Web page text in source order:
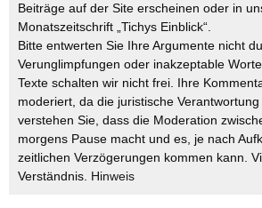
Beiträge auf der Site erscheinen oder in
Monatszeitschrift „Tichys Einblick“.
Bitte entwerten Sie Ihre Argumente nicht
Verunglimpfungen oder inakzeptable
Texte schalten wir nicht frei. Ihre
moderiert, da die juristische
verstehen Sie, dass die Moderation
morgens Pause macht und es, je nach
zeitlichen Verzögerungen kommen kann.
Verständnis. Hinweis